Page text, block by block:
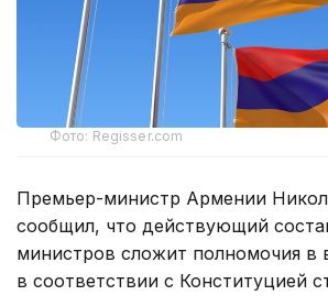
Фото: Regisser.com
Премьер-министр Армении
сообщил, что действующий
министров сложит полномочия в
в соответствии с Конституцией